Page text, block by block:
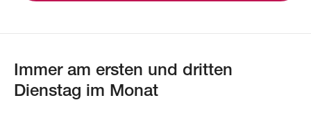
Immer am ersten und dritten
Dienstag im Monat